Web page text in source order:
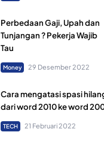
Perbedaan Gaji, Upah dan
Tunjangan ? Pekerja Wajib
Tau
Money 29 Desember 2022
Cara mengatasi spasi
dari word 2010 ke word
TECH 21 Februari 2022